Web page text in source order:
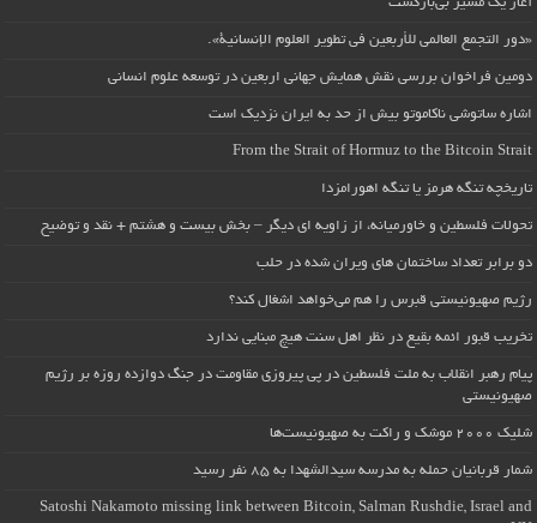
«دور التجمع العالمي للأربعين في تطوير العلوم الإنسانية».
دومین فراخوان بررسی نقش همایش جهانی اربعین در توسعه علوم انسانی
اشاره ساتوشی ناکاموتو بیش از حد به ایران نزدیک است
From the Strait of Hormuz to the Bitcoin Strait
تاریخچه تنگه هرمز یا تنگه اهورامزدا
تحولات فلسطین و خاورمیانه، از زاویه ای دیگر – بخش بیست و هشتم + نقد و توضیح
دو برابر تعداد ساختمان های ویران شده در حلب
رژیم صهیونیستی قبرس را هم می‌خواهد اشغال کند؟
تخریب قبور ائمه بقیع در نظر اهل سنت هیچ مبنایی ندارد
پیام رهبر انقلاب به ملت فلسطین در پی پیروزی مقاومت در جنگ دوازده روزه بر رژیم
صهیونیستی
شلیک ۲۰۰۰ موشک و راکت به صهیونیست‌ها
شمار قربانیان حمله به مدرسه سیدالشهدا به ۸۵ نفر رسید
Satoshi Nakamoto missing link between Bitcoin, Salman Rushdie, Israel and